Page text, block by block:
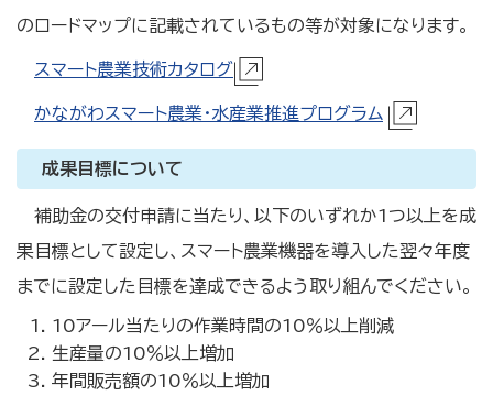
のロードマップに記載されているもの等が対象になります。
スマート農業技術カタログ
かながわスマート農業・水産業推進プログラム
成果目標について
補助金の交付申請に当たり、以下のいずれか1つ以上を成
果目標として設定し、スマート農業機器を導入した翌々年度
までに設定した目標を達成できるよう取り組んでください。
10アール当たりの作業時間の10％以上削減
生産量の10％以上増加
年間販売額の10％以上増加